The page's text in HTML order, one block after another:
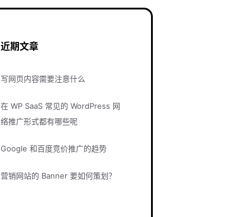
近期文章
写网页内容需要注意什么
在 WP SaaS 常见的 WordPress 网
络推广形式都有哪些呢
Google 和百度竞价推广的趋势
营销网站的 Banner 要如何策划？